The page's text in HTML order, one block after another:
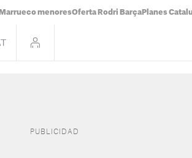
Marrueco menoresOferta Rodri Barça Planes